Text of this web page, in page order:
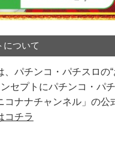
について
、パチンコ・パチスロの
セプトにパチンコ・パ
コナナチャンネル」の公
コチラ